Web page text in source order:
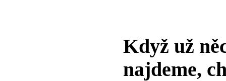
Když už
najdeme,